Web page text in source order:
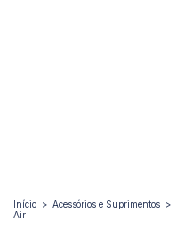
Início > Acessórios e Suprimentos >
Air